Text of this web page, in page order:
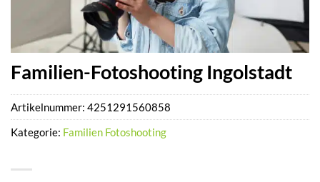
Familien-Fotoshooting Ingolstadt
Artikelnummer: 4251291560858
Kategorie: Familien Fotoshooting